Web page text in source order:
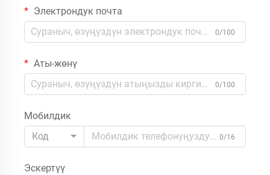
Электрондук почта
0/100
Аты-жөнү
0/100
Мобилдик
Код
0/16
Эскертүү